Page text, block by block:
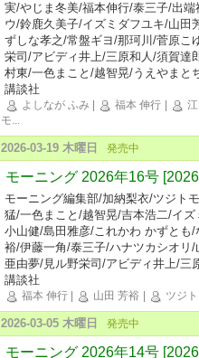
実/やじま冬美/福本伸行/泰三子/出
ウ/鈴鹿久美子/イズミダフユキ/山田
ずしな孝之/常盤ギヨ/那珂川/菅原こ
栄司/アビディ井上/三原和人/須賀達
村東/一色まこと/越智晃/うえやまと
講談社
よしなが ふみ 福本 伸行
モ...
2026-03-19 木曜日 発売中
モーニング 2026年16号
モーニング編集部/加納梨衣/ツジト
猛/一色まこと/越智晃/吉本浩二/イ
小山健/島田雅彦/これかわ かずとも
裕/伊藤一角/泰三子/ハナツカシオリ
亜由夢/見ル野栄司/アビディ井上/三
講談社
福本 伸行 山田 芳裕 ツジ
2026-03-05 木曜日 発売中
モーニング 2026年14号